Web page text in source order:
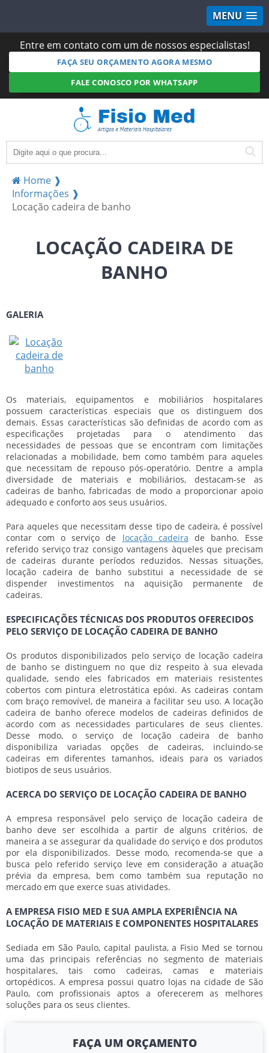
MENU
Entre em contato com um de nossos especialistas!
FAÇA SEU ORÇAMENTO AGORA MESMO
FALE CONOSCO POR WHATSAPP
Home ❱
Informações ❱
Locação cadeira de banho
LOCAÇÃO CADEIRA DE
BANHO
GALERIA
Os materiais, equipamentos e mobiliários hospitalares
possuem características especiais que os distinguem dos
demais. Essas características são definidas de acordo com as
especificações projetadas para o atendimento das
necessidades de pessoas que se encontram com limitações
relacionadas a mobilidade, bem como também para aqueles
que necessitam de repouso pós-operatório. Dentre a ampla
diversidade de materiais e mobiliários, destacam-se as
cadeiras de banho, fabricadas de modo a proporcionar apoio
adequado e conforto aos seus usuários.
Para aqueles que necessitam desse tipo de cadeira, é possível
contar com o serviço de locação cadeira de banho. Esse
referido serviço traz consigo vantagens àqueles que precisam
de cadeiras durante períodos reduzidos. Nessas situações,
locação cadeira de banhosubstitui a necessidade de se
dispender investimentos na aquisição permanente de
cadeiras.
ESPECIFICAÇÕES TÉCNICAS DOS PRODUTOS OFERECIDOS
PELO SERVIÇO DE LOCAÇÃO CADEIRA DE BANHO
Os produtos disponibilizados pelo serviço de locação cadeira
de banhose distinguem no que diz respeito à sua elevada
qualidade, sendo eles fabricados em materiais resistentes
cobertos com pintura eletrostática epóxi. As cadeiras contam
com braço removível, de maneira a facilitar seu uso. A locação
cadeira de banhooferece modelos de cadeiras definidos de
acordo com as necessidades particulares de seus clientes.
Desse modo, o serviço de locação cadeira de banho
disponibiliza variadas opções de cadeiras, incluindo-se
cadeiras em diferentes tamanhos, ideais para os variados
biotipos de seus usuários.
ACERCA DO SERVIÇO DE LOCAÇÃO CADEIRA DE BANHO
A empresa responsável pelo serviço de locação cadeira de
banho deve ser escolhida a partir de alguns critérios, de
maneira a se assegurar da qualidade do serviço e dos produtos
por ela disponibilizados. Desse modo, recomenda-se que a
busca pelo referido serviço leve em consideração a atuação
prévia da empresa, bem como também sua reputação no
mercado em que exerce suas atividades.
A EMPRESA FISIO MED E SUA AMPLA EXPERIÊNCIA NA
LOCAÇÃO DE MATERIAIS E COMPONENTES HOSPITALARES
Sediada em São Paulo, capital paulista, a Fisio Med se tornou
uma das principais referências no segmento de materiais
hospitalares, tais como cadeiras, camas e materiais
ortopédicos. A empresa possui quatro lojas na cidade de São
Paulo, com profissionais aptos a oferecerem as melhores
soluções para os seus clientes.
FAÇA UM ORÇAMENTO